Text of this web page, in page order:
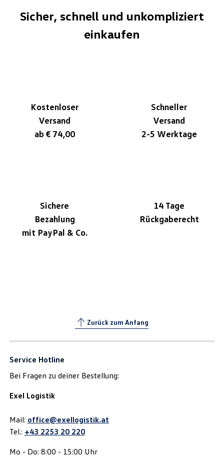
Sicher, schnell und unkompliziert
einkaufen
Kostenloser
Versand
ab € 74,00
Schneller
Versand
2-5 Werktage
Sichere
Bezahlung
mit PayPal & Co.
14 Tage
Rückgaberecht
Zurück zum Anfang
Service Hotline
Bei Fragen zu deiner Bestellung:
Exel Logistik
Mail: office@exellogistik.at
Tel.: +43 2253 20 220
Mo - Do: 8:00 - 15:00 Uhr